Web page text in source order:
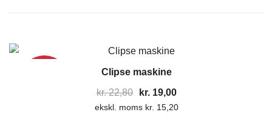
Clipse maskine
kr.22,80
Den
oprindelige
kr. 19,00Den
aktuelle
ekskl. moms kr. 15,20